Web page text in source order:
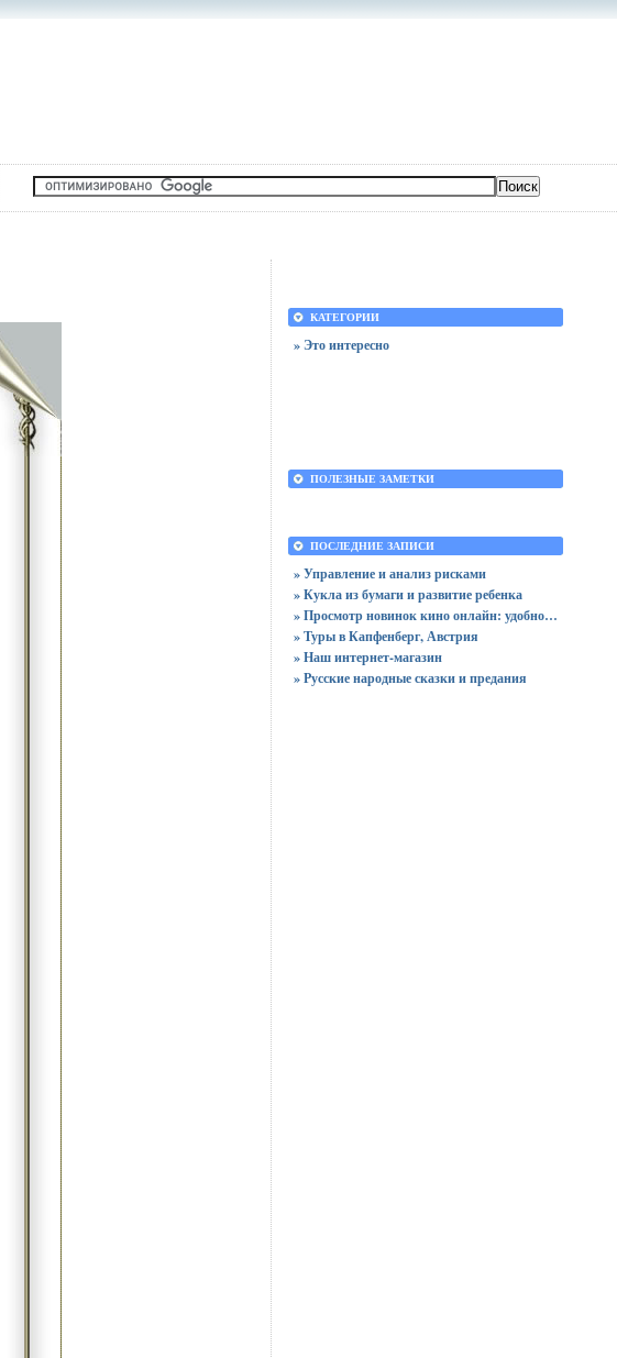
КАТЕГОРИИ
» Это интересно
ПОЛЕЗНЫЕ ЗАМЕТКИ
ПОСЛЕДНИЕ ЗАПИСИ
» Управление и анализ рисками
» Кукла из бумаги и развитие ребенка
» Просмотр новинок кино онлайн: удобно ли это?
» Туры в Капфенберг, Австрия
» Наш интернет-магазин
» Русские народные сказки и предания